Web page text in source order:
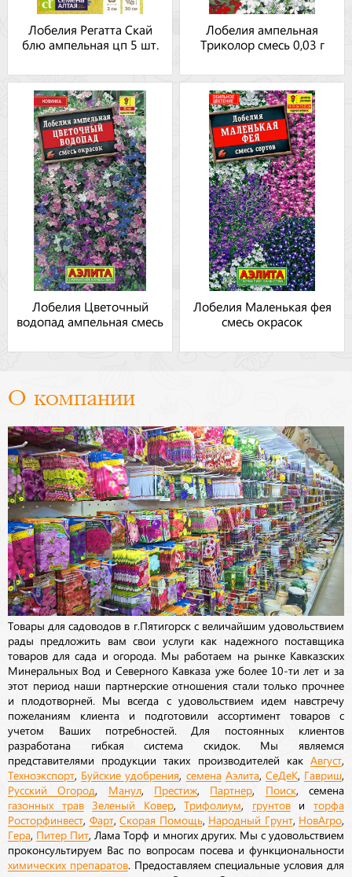
Лобелия Регатта Скай
блю ампельная цп 5 шт.
Лобелия ампельная
Триколор смесь 0,03 г
Лобелия Цветочный
водопад ампельная смесь
Лобелия Маленькая фея
смесь окрасок
О компании
Товары для садоводов в г.Пятигорск с величайшим удовольствием
рады предложить вам свои услуги как надежного поставщика
товаров для сада и огорода. Мы работаем на рынке Кавказских
Минеральных Вод и Северного Кавказа уже более 10-ти лет и за
этот период наши партнерские отношения стали только прочнее
и плодотворней. Мы всегда с удовольствием идем навстречу
пожеланиям клиента и подготовили ассортимент товаров с
учетом Ваших потребностей. Для постоянных клиентов
разработана гибкая система скидок. Мы являемся
представителями продукции таких производителей как Август
Техноэкспорт Буйские удобрения семена Аэлита, СеДеК Гавриш
Русский Огород Манул, Престиж Партнер Поиск, семена
газонных трав Зеленый Ковер,Трифолиум грунтовиторфа
Росторфинвест Фарт, Скорая Помощь Народный Грунт, НовАгро
Гера Питер Пит , Лама Торф и многих других. Мы с удовольствием
проконсультируем Вас по вопросам посева и функциональности
химических препаратов. Предоставляем специальные условия для